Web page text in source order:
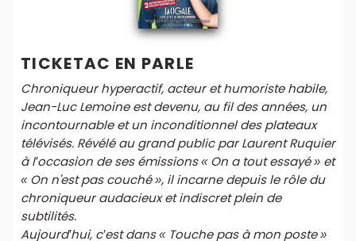
TICKETAC EN PARLE
Chroniqueur hyperactif, acteur et humoriste habile,
Jean-Luc Lemoine est devenu, au fil des années, un
incontournable et un inconditionnel des plateaux
télévisés. Révélé au grand public par Laurent Ruquier
à l’occasion de ses émissions « On a tout essayé » et
« On n'est pas couché », il incarne depuis le rôle du
chroniqueur audacieux et indiscret plein de
subtilités.
Aujourd’hui, c’est dans « Touche pas à mon poste »